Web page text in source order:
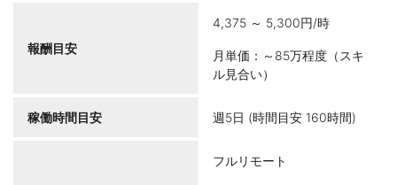
報酬目安
4,375 ～ 5,300円/時
月単価：～85万程度（スキ
ル見合い）
稼働時間目安 週5日 (時間目安 160時間)
フルリモート